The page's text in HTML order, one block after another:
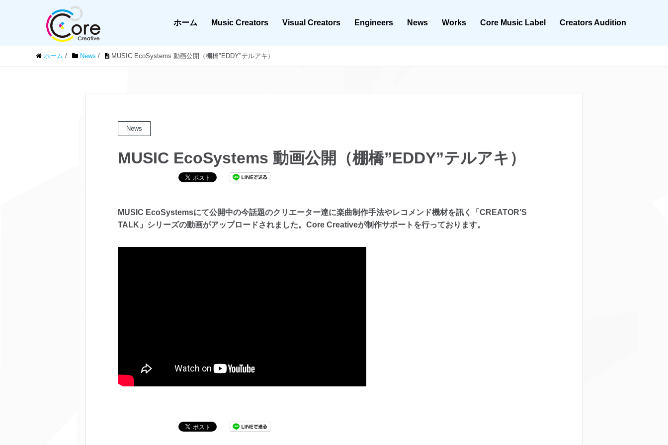
ホーム Music Creators Visual Creators Engineers News Works Core Music Label Creators Audition
ホーム / News / MUSIC EcoSystems 動画公開（棚橋"EDDY"テルアキ）
News
MUSIC EcoSystems 動画公開（棚橋”EDDY”テルアキ）
MUSIC EcoSystemsにて公開中の今話題のクリエーター達に楽曲制作手法やレコメンド機材を訊く「CREATOR’S
TALK」シリーズの動画がアップロードされました。Core Creativeが制作サポートを行っております。